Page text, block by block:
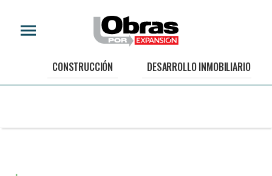
CONSTRUCCIÓN DESARROLLO INMOBILIARIO